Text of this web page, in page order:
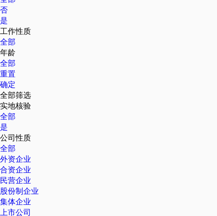
否
是
工作性质
全部
年龄
全部
重置
确定
全部筛选
实地核验
全部
是
公司性质
全部
外资企业
合资企业
民营企业
股份制企业
集体企业
上市公司